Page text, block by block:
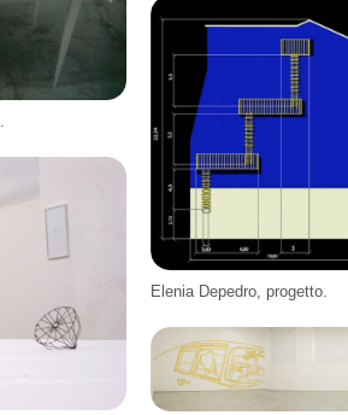
Elenia Depedro, progetto.